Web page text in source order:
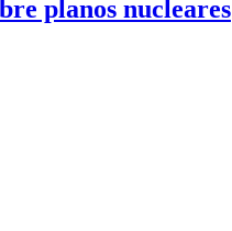
planos nucleares